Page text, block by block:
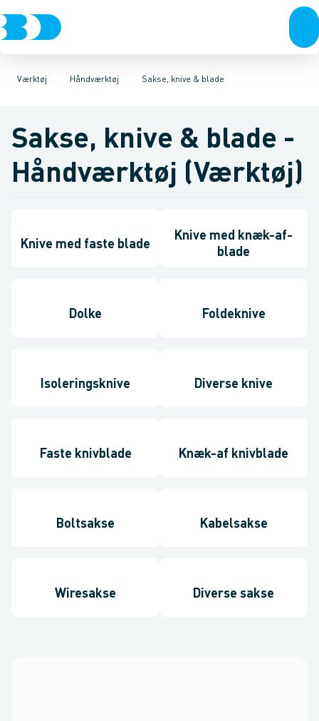
Værktøj
VVSEl-teknikKloakVandforsyningKlimaKøl
Håndværktøj
Akku- & elværktøjHåndværktøj Rørværktøj
Sakse, knive & blade
Tænger NøglerSkruetrækkere & unbrakonøgler
Sakse, knive & blade -
Håndværktøj (Værktøj)
Knive med faste blade
Knive med knæk-af-
blade
Dolke Foldeknive
Isoleringsknive Diverse knive
Faste knivblade Knæk-af knivblade
Boltsakse Kabelsakse
Wiresakse Diverse sakse